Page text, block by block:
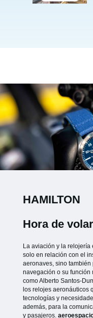
HAMILTON
Hora de volar
La aviación y la
solo en relación con el
aeronaves, sino
navegación o su función
como Alberto Santos-
los relojes aeronáuticos
tecnologías y
además, para la
y pasajeros.